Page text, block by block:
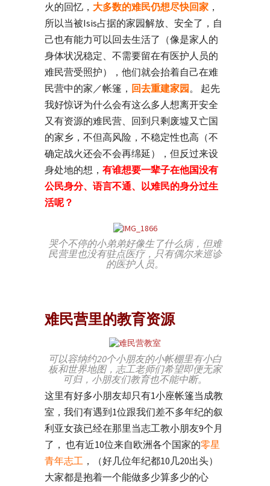
火的回忆， 大多数的难民仍想尽快回家 ，
所以当被Isis占据的家园解放、安全了，自
己也有能力可以回去生活了（像是家人的
身体状况稳定、不需要留在有医护人员的
难民营受照护），他们就会抬着自己在难
民营中的家／帐篷， 回去重建家园。 起先
我好惊讶为什么会有这么多人想离开安全
又有资源的难民营、回到只剩废墟又亡国
的家乡，不但高风险，不稳定性也高（不
确定战火还会不会再绵延），但反过来设
身处地的想， 有谁想要一辈子在他国没有
公民身分、语言不通、以难民的身分过生
活呢？
哭个不停的小弟弟好像生了什么病，但难
民营里也没有驻点医疗，只有偶尔来巡诊
的医护人员。
难民营里的教育资源
可以容纳约20个小朋友的小帐棚里有小白
板和世界地图，志工老师们希望即便无家
可归，小朋友们教育也不能中断。
这里有好多小朋友却只有1小座帐篷当成教
室，我们有遇到1位跟我们差不多年纪的叙
利亚女孩已经在那里当志工教小朋友9个月
了， 也有近10位来自欧洲各个国家的零星
青年志工 ，（好几位年纪都10几20出头）
大家都是抱着一个能做多少算多少的心